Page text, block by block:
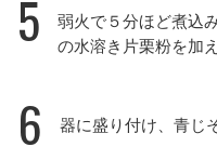
5
弱火で５分ほど煮込
の水溶き片栗粉を加
6 器に盛り付け、青じ